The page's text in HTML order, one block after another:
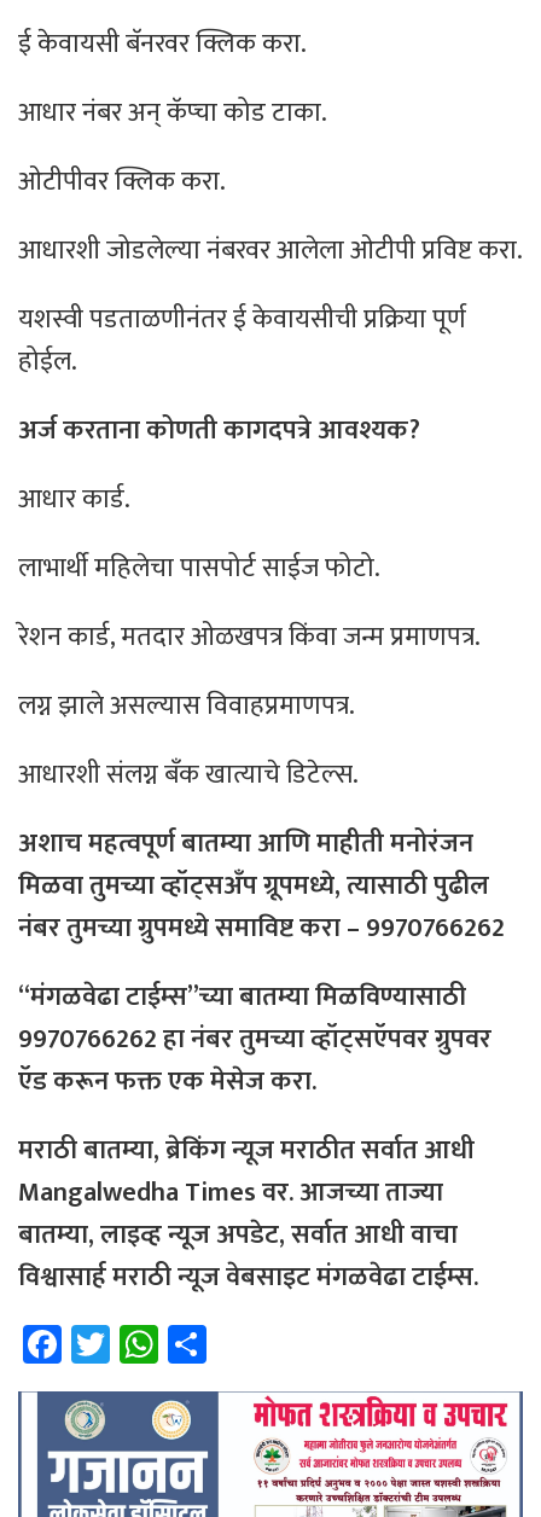
ई केवायसी बॅनरवर क्लिक करा.
आधार नंबर अन् कॅप्चा कोड टाका.
ओटीपीवर क्लिक करा.
आधारशी जोडलेल्या नंबरवर आलेला ओटीपी प्रविष्ट करा.
यशस्वी पडताळणीनंतर ई केवायसीची प्रक्रिया पूर्ण
होईल.
अर्ज करताना कोणती कागदपत्रे आवश्यक?
आधार कार्ड.
लाभार्थी महिलेचा पासपोर्ट साईज फोटो.
रेशन कार्ड, मतदार ओळखपत्र किंवा जन्म प्रमाणपत्र.
लग्न झाले असल्यास विवाहप्रमाणपत्र.
आधारशी संलग्न बँक खात्याचे डिटेल्स.
अशाच महत्वपूर्ण बातम्या आणि माहीती मनोरंजन
मिळवा तुमच्या व्हॉट्सअँप ग्रूपमध्ये, त्यासाठीपुढील
नंबरतुमच्याग्रुपमध्येसमाविष्टकरा – 9970766262
“मंगळवेढा टाईम्स”च्या बातम्या मिळविण्यासाठी
9970766262 हा नंबर तुमच्या व्हॉट्सऍपवर ग्रुपवर
ऍड करून फक्त एक मेसेज करा.
मराठी बातम्या, ब्रेकिंग न्यूज मराठीत सर्वात आधी
Mangalwedha Times वर. आजच्या ताज्या
बातम्या, लाइव्ह न्यूज अपडेट, सर्वात आधी वाचा
विश्वासार्ह मराठी न्यूज वेबसाइट मंगळवेढा टाईम्स.
Fa
ce
b
o
ok
T
wi
er
W
h
at
sA
p
ar